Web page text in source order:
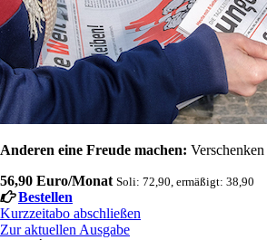
Anderen eine Freude machen:
56,90 Euro/Monat Soli: 72,90, ermäßigt: 38,90
Bestellen
Kurzzeitabo abschließen
Zur aktuellen Ausgabe